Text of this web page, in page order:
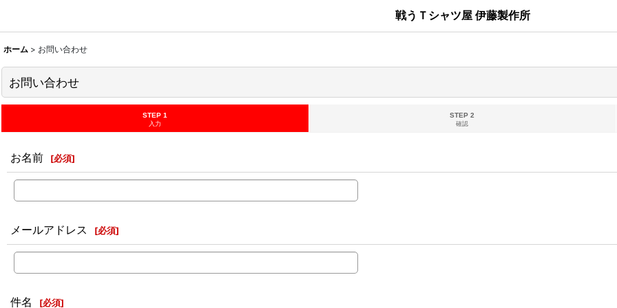
戦うＴシャツ屋 伊藤製作所
ホーム > お問い合わせ
お問い合わせ
STEP 1
入力
STEP 2
確認
お名前 [必須]
メールアドレス [必須]
件名 [必須]